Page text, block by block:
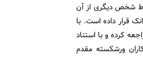
شخص دیگری از آن
قرار داده است. با
کرده و با استناد
ورشکسته مقدم